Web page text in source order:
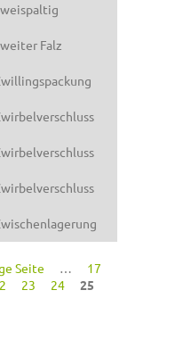
Falz
Seite …
17
23 24 25